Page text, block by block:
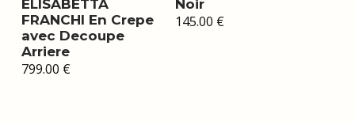
ELISABETTA
FRANCHI En Crepe
avec Decoupe
Arriere
799.00 €
Noir
145.00 €